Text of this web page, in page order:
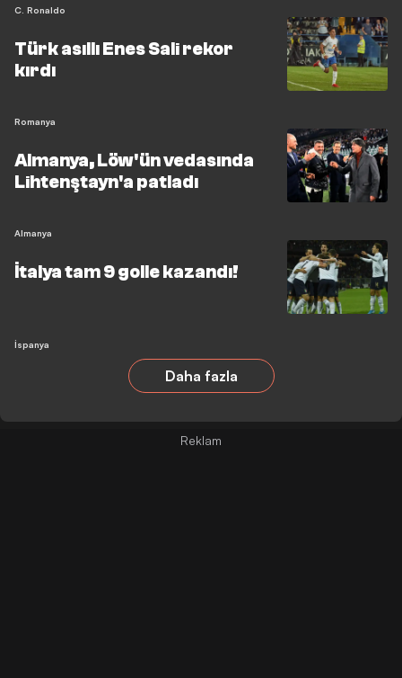
C. Ronaldo
Türk asıllı Enes Sali rekor
kırdı
Romanya
Almanya, Löw'ün vedasında
Lihtenştayn'a patladı
Almanya
İtalya tam 9 golle kazandı!
İspanya
Daha fazla